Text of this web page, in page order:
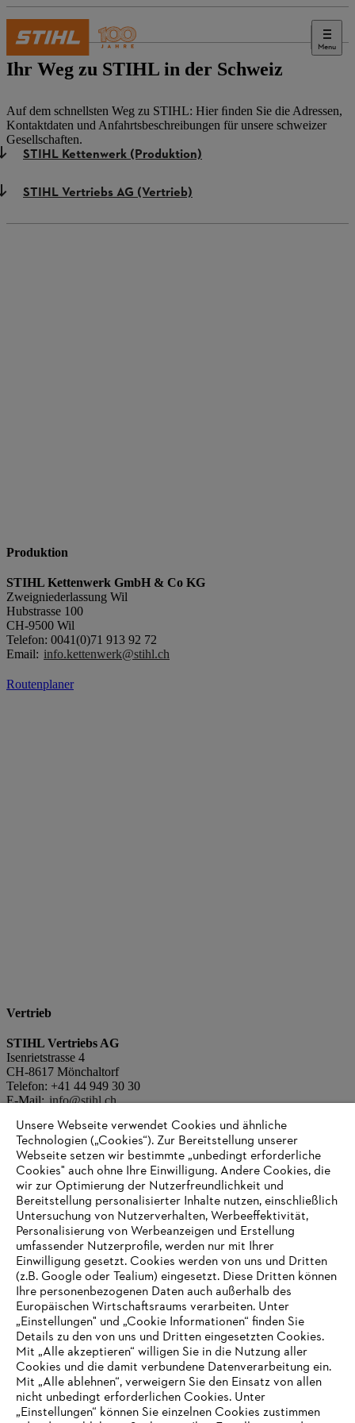
Menu
Kontakt
Ihr Weg zu STIHL in der Schweiz
Auf dem schnellsten Weg zu STIHL: Hier ﬁnden Sie die Adressen,
Kontaktdaten und Anfahrtsbeschreibungen für unsere schweizer
Gesellschaften.
STIHL Kettenwerk (Produktion)
STIHL Vertriebs AG (Vertrieb)
Produktion
STIHL Kettenwerk GmbH & Co KG
Zweigniederlassung Wil
Hubstrasse 100
CH-9500 Wil
Telefon: 0041(0)71 913 92 72
Email: info.kettenwerk@stihl.ch
Routenplaner
Vertrieb
STIHL Vertriebs AG
Isenrietstrasse 4
CH-8617 Mönchaltorf
Telefon: +41 44 949 30 30
E-Mail:info@stihl.ch
Bitte beachten Sie, dass wir keinen Werksverkauf anbieten. Möchten
Sie unsere Produkte kaufen, wenden Sie sich bitte an Ihren
Fachhändler in Ihrer Nähe.
Fachhändler finden
Informationen für Lieferanten
Produkte
Kontakt
Karriere
Hinweisgebersystem
Unsere Webseite verwendet Cookies und ähnliche
Technologien („Cookies“). Zur Bereitstellung unserer
Webseite setzen wir bestimmte „unbedingt erforderliche
Cookies" auch ohne Ihre Einwilligung. Andere Cookies, die
wir zur Optimierung der Nutzerfreundlichkeit und
Bereitstellung personalisierter Inhalte nutzen, einschließlich
Untersuchung von Nutzerverhalten, Werbeeffektivität,
Personalisierung von Werbeanzeigen und Erstellung
umfassender Nutzerprofile, werden nur mit Ihrer
Einwilligung gesetzt. Cookies werden von uns und Dritten
(z.B. Google oder Tealium) eingesetzt. Diese Dritten können
Ihre personenbezogenen Daten auch außerhalb des
Europäischen Wirtschaftsraums verarbeiten. Unter
„Einstellungen" und „Cookie Informationen“ finden Sie
Details zu den von uns und Dritten eingesetzten Cookies.
Mit „Alle akzeptieren“ willigen Sie in die Nutzung aller
Cookies und die damit verbundene Datenverarbeitung ein.
Mit „Alle ablehnen“, verweigern Sie den Einsatz von allen
nicht unbedingt erforderlichen Cookies. Unter
„Einstellungen“ können Sie einzelnen Cookies zustimmen